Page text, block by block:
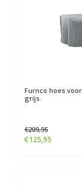
Furnco hoes
grijs.
€209,95
€125,95